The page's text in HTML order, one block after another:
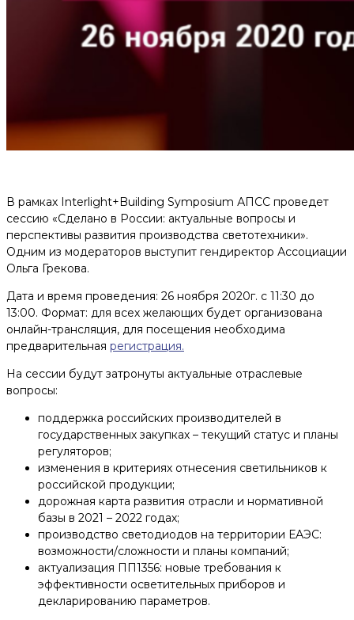
В рамках Interlight+Building Symposium АПСС проведет
сессию «Сделано в России: актуальные вопросы и
перспективы развития производства светотехники».
Одним из модераторов выступит гендиректор Ассоциации
Ольга Грекова.
Дата и время проведения: 26 ноября 2020г. с 11:30 до
13:00. Формат: для всех желающих будет организована
онлайн-трансляция, для посещения необходима
предварительная регистрация.
На сессии будут затронуты актуальные отраслевые
вопросы:
поддержка российских производителей в
государственных закупках – текущий статус и планы
регуляторов;
изменения в критериях отнесения светильников к
российской продукции;
дорожная карта развития отрасли и нормативной
базы в 2021 – 2022 годах;
производство светодиодов на территории ЕАЭС:
возможности/сложности и планы компаний;
актуализация ПП1356: новые требования к
эффективности осветительных приборов и
декларированию параметров.